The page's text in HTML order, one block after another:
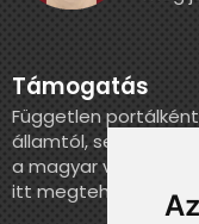
Támogatás
Független
államtól, sem más
a magyar
itt megteheted.